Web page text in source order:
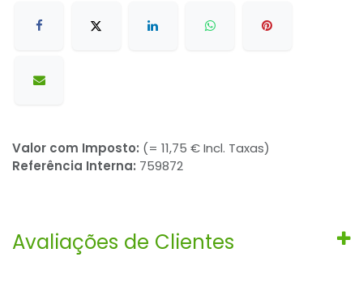
Valor com Imposto: (= 11,75 € Incl. Taxas)
Referência Interna: 759872
Avaliações de Clientes